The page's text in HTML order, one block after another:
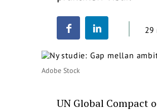
29
Adobe Stock
UN Global Compact